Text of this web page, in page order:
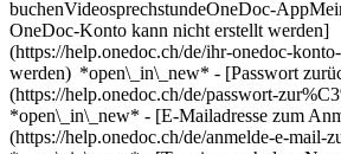
buchenVideosprechstundeOneDoc-
OneDoc-Konto kann nicht erstellt werden]
(https://help.onedoc.ch/de/ihr-onedoc-
werden) *open\_in\_new* - [Passwort
(https://help.onedoc.ch/de/passwort-
*open\_in\_new* - [E-Mailadresse zum
(https://help.onedoc.ch/de/anmelde-e-mail-